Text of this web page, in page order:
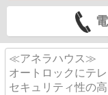
≪アネラハウス≫
オートロックにテ
セキュリティ性の